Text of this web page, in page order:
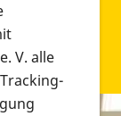
V. alle